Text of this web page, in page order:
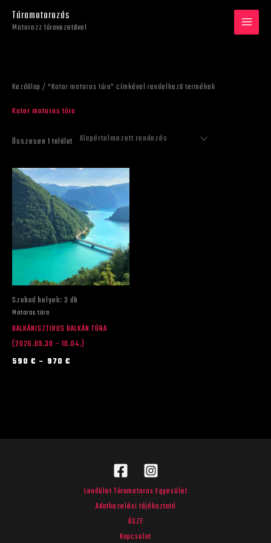
Túramotorozás
Motorozz túravezetővel
Kezdőlap / “Kotor motoros túra” címkével rendelkező termékek
Kotor motoros túra
Összesen 1 találat
Szabad helyek: 3 db
Motoros túra
BALKÁNISZTIKUS BALKÁN TÚRA
(2026.09.30 – 10.04.)
590 € – 970 €
Ártartomány:
590 €
-
970 €
Ennek
terméknek
több
variációja
van.
változatok
a
termékoldalon
választhatók
ki
Lendület Túramotoros Egyesület
Adatkezelési tájékoztató
ÁSZF
Kapcsolat